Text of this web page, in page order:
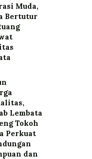
Muda,
Bertutur
Lembata
Tokoh
Perkuat
dan